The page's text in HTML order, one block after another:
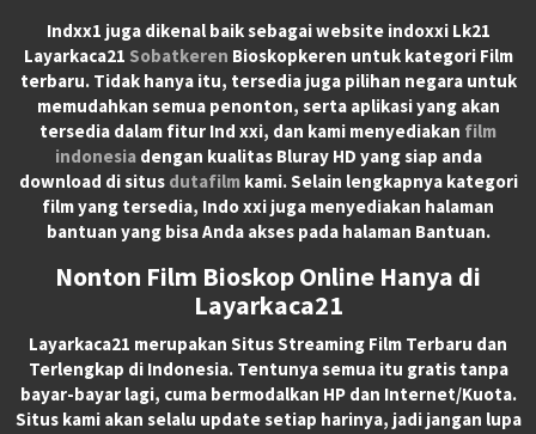
Indxx1 juga dikenal baik sebagai website indoxxi Lk21
Layarkaca21 Sobatkeren Bioskopkeren untuk kategori Film
terbaru. Tidak hanya itu, tersedia juga pilihan negara untuk
memudahkan semua penonton, serta aplikasi yang akan
tersedia dalam fitur Ind xxi, dan kami menyediakan film
indonesiadengan kualitas Bluray HD yang siap anda
download di situs dutafilmkami. Selain lengkapnya kategori
film yang tersedia, Indo xxi juga menyediakan halaman
bantuan yang bisa Anda akses pada halaman Bantuan.
Nonton Film Bioskop Online Hanya di
Layarkaca21
Layarkaca21 merupakan Situs Streaming Film Terbaru dan
Terlengkap di Indonesia. Tentunya semua itu gratis tanpa
bayar-bayar lagi, cuma bermodalkan HP dan Internet/Kuota.
Situs kami akan selalu update setiap harinya, jadi jangan lupa